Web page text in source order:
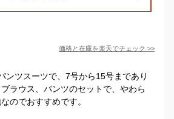
価格と在庫を楽天でチェック >>
ンツスーツで、7号から15号まであり
ラウス、パンツのセットで、やわら
のでおすすめです。